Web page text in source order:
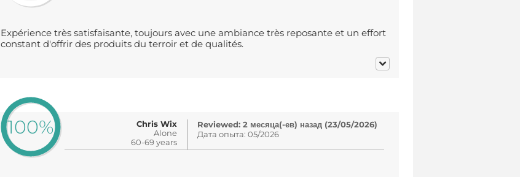
Expérience très satisfaisante, toujours avec une ambiance très reposante et un effort
constant d'offrir des produits du terroir et de qualités.
100%
Chris Wix
Alone
60-69 years
Reviewed: 2 месяца(-ев) назад (23/05/2026)
Дата опыта: 05/2026